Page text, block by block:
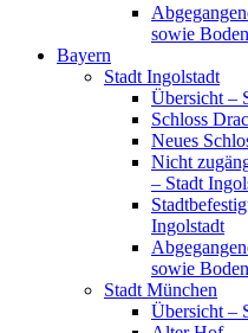
sowie
Bayern
Stadt Ingolstadt
Übersicht –
Schloss
Neues
Nicht
– Stadt
Ingolstadt
sowie
Stadt München
Übersicht –